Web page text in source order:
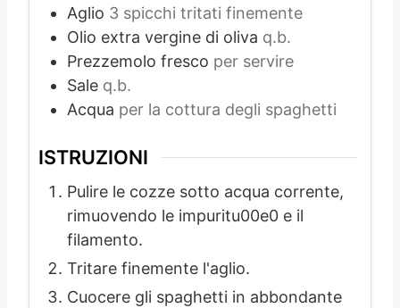
Aglio 3 spicchi tritati finemente
Olio extra vergine di oliva q.b.
Prezzemolo fresco per servire
Sale q.b.
Acqua per la cottura degli spaghetti
ISTRUZIONI
Pulire le cozze sotto acqua corrente,
rimuovendo le impuritu00e0 e il
filamento.
Tritare finemente l'aglio.
Cuocere gli spaghetti in abbondante